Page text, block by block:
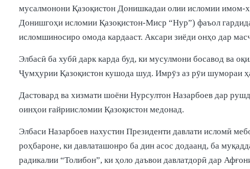
мусалмонони Қазоқистон Донишкадаи олии исломии
Донишгоҳи исломии Қазоқистон-Миср “Нур”) фаъол
исломшиносиро омода кардааст. Аксари зиёди онҳо дар
Элбасӣ ба хубӣ дарк карда буд, ки мусулмони босавод ва
Ҷумҳурии Қазоқистон кушода шуд. Имрӯз аз рӯи шумораи
Дастовард ва хизмати шоёни Нурсултон Назарбоев дар
оинҳои ғайриисломии Қазоқистон медонад.
Элбаси Назарбоев нахустин Президенти давлати исломӣ
роҳбароне, ки давлаташонро ба дин асос додаанд, ба
радикалии “Толибон”, ки ҳоло даъвои давлатдорӣ дар